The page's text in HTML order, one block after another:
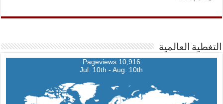
التغطية العالمية
10,916 Pageviews
Jul. 10th - Aug. 10th